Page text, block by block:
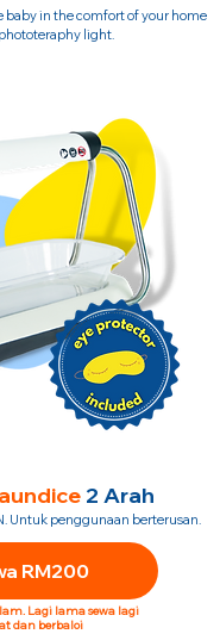
baby in the comfort of your home
light.
2 Arah
Untuk penggunaan berterusan.
RM200
Lagi lama sewa lagi
dan berbaloi